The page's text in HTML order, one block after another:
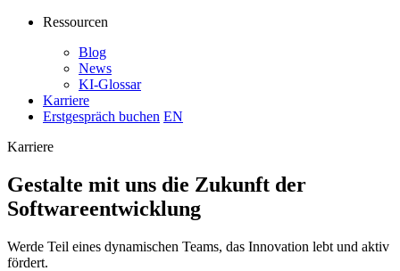
Ressourcen
Blog
News
KI-Glossar
Karriere
Erstgespräch buchen EN
Karriere
Gestalte mit uns die Zukunft der
Softwareentwicklung
Werde Teil eines dynamischen Teams, das Innovation lebt und aktiv
fördert.